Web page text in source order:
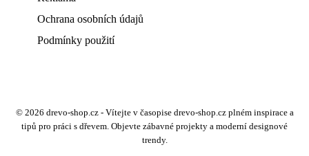
Ochrana osobních údajů
Podmínky použití
© 2026 drevo-shop.cz - Vítejte v časopise drevo-shop.cz plném inspirace a
tipů pro práci s dřevem. Objevte zábavné projekty a moderní designové
trendy.